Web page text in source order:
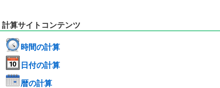
計算サイトコンテンツ
時間の計算
日付の計算
暦の計算